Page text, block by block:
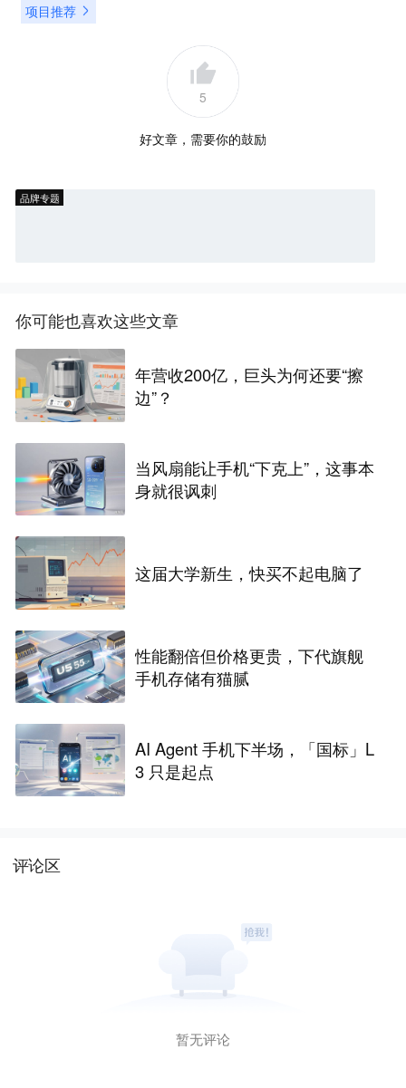
项目推荐
5
好文章，需要你的鼓励
品牌专题
你可能也喜欢这些文章
年营收200亿，巨头为何还要“擦
边”？
当风扇能让手机“下克上”，这事本
身就很讽刺
这届大学新生，快买不起电脑了
性能翻倍但价格更贵，下代旗舰
手机存储有猫腻
AI Agent 手机下半场，「国标」L
3 只是起点
评论区
暂无评论